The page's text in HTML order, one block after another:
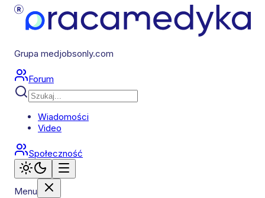
Grupa medjobsonly.com
Forum
Wiadomości
Video
Społeczność
Menu